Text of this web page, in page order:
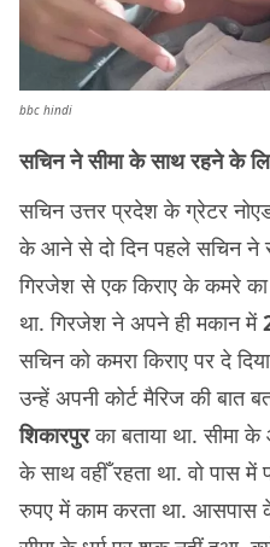
bbc hindi
सचिन ने सीमा के साथ रहने के
सचिन उत्तर प्रदेश के ग्रेटर
के आने से दो दिन पहले सचिन ने
गिरजेश से एक किराए के कमरे
था. गिरजेश ने अपने ही मकान में
सचिन को कमरा किराए पर दे
उन्हें अपनी कोर्ट मैरिज की बात
शिकारपुरका बताया था. सीमा
के साथ वहीँ रहता था. वो पास
रुपए में काम करता था. आसपास